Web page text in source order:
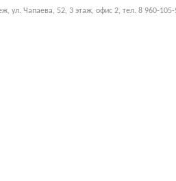
ул. Чапаева, 52, 3 этаж, офис 2, тел. 8 960-